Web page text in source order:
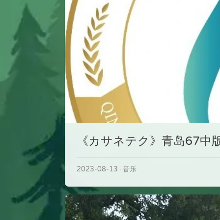
《カサネテク》青岛67中
2023-08-13 音乐